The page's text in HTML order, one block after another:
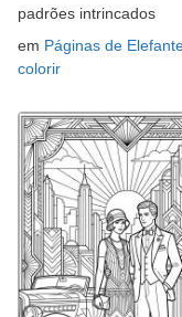
padrões intrincados
em Páginas de
colorir